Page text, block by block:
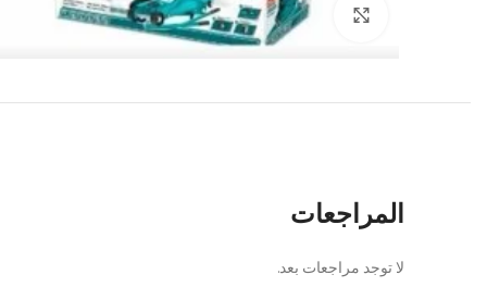
Click to enlarge
المراجعات
لا توجد مراجعات بعد.